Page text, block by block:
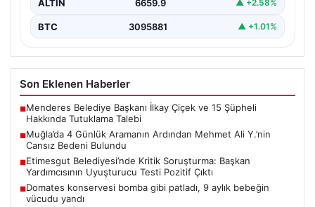
ALTIN 6659.9 ▲ +2.58%
BTC 3095881 ▲ +1.01%
Son Eklenen Haberler
■Menderes Belediye Başkanı İlkay Çiçek ve 15 Şüpheli
Hakkında Tutuklama Talebi
■Muğla’da 4 Günlük Aramanın Ardından Mehmet Ali Y.’nin
Cansız Bedeni Bulundu
■Etimesgut Belediyesi’nde Kritik Soruşturma: Başkan
Yardımcısının Uyuşturucu Testi Pozitif Çıktı
■Domates konservesi bomba gibi patladı, 9 aylık bebeğin
vücudu yandı